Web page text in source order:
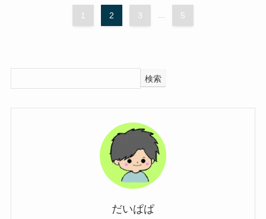
1 2 3 ... 5
検索
だいぱぱ